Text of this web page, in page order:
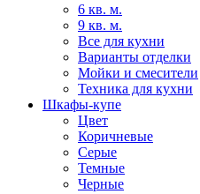
6 кв. м.
9 кв. м.
Все для кухни
Варианты отделки
Мойки и смесители
Техника для кухни
Шкафы-купе
Цвет
Коричневые
Серые
Темные
Черные